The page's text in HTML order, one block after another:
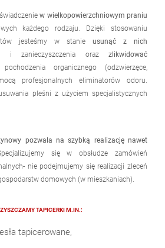
w wielkopowierzchniowym praniu
każdego rodzaju. Dzięki stosowaniu
jesteśmy w stanie usunąć z nich
i zanieczyszczenia orazzlikwidować
pochodzenia organicznego (odzwierzęce,
profesjonalnych eliminatorów odoru.
pleśni z użyciem specjalistycznych
pozwala na szybką realizację nawet
się w obsłudze zamówień
nie podejmujemy się realizacji zleceń
domowych (w mieszkaniach).
TAPICERKI M.IN.:
tapicerowane,